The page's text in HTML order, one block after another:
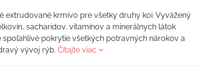
extrudované krmivo pre všetky druhy koi. Vyvážený
sacharidov, vitamínov a minerálnych látok
spoľahlivé pokrytie všetkých potravných nárokov a
vývoj rýb.Čítajte viac